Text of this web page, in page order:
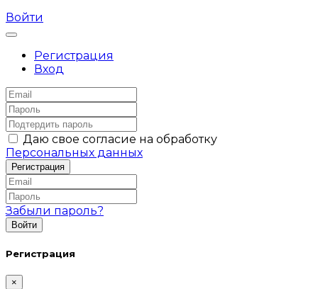
Войти
Регистрация
Вход
Даю свое согласие на обработку
Персональных данных
Забыли пароль?
Регистрация
×